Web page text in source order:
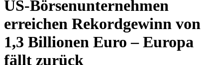
US-Börsenunternehmen
erreichen Rekordgewinn von
1,3 Billionen Euro – Europa
fällt zurück